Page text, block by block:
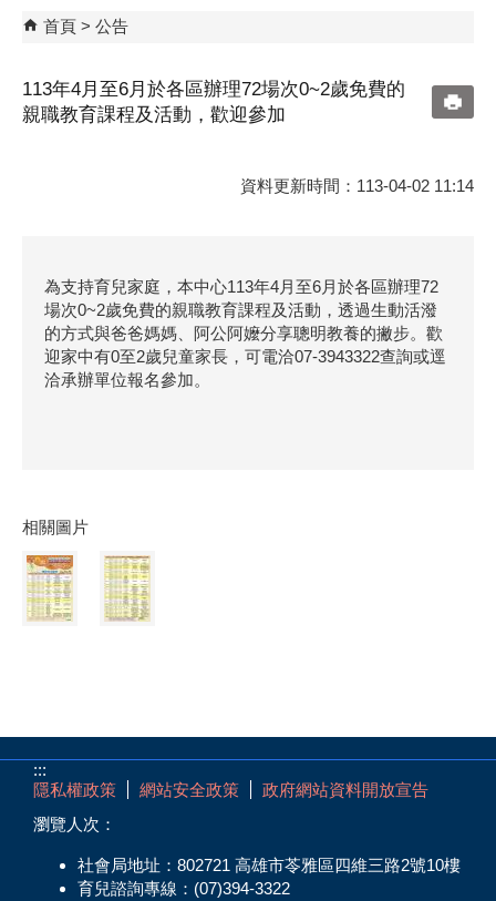
首頁 公告
113年4月至6月於各區辦理72場次0~2歲免費的
親職教育課程及活動，歡迎參加
資料更新時間：113-04-02 11:14
為支持育兒家庭，本中心113年4月至6月於各區辦理72
場次0~2歲免費的親職教育課程及活動，透過生動活潑
的方式與爸爸媽媽、阿公阿嬤分享聰明教養的撇步。歡
迎家中有0至2歲兒童家長，可電洽07-3943322查詢或逕
洽承辦單位報名參加。
相關圖片
:::
隱私權政策
網站安全政策
政府網站資料開放宣告
瀏覽人次：
社會局地址：802721 高雄市苓雅區四維三路2號10樓
育兒諮詢專線：(07)394-3322